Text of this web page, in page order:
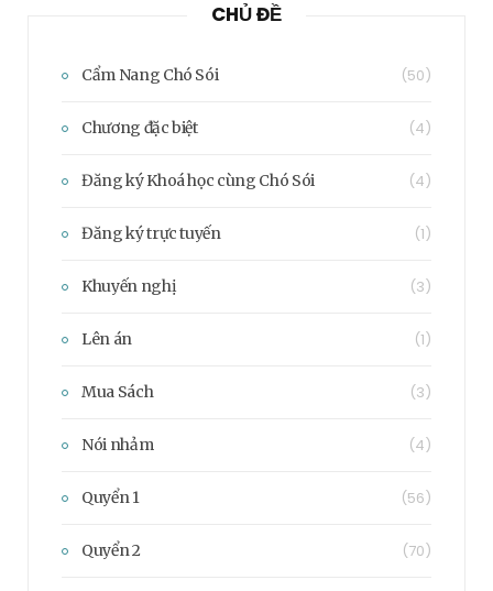
CHỦ ĐỀ
Cẩm Nang Chó Sói (50)
Chương đặc biệt (4)
Đăng ký Khoá học cùng Chó Sói (4)
Đăng ký trực tuyến (1)
Khuyến nghị (3)
Lên án (1)
Mua Sách (3)
Nói nhảm (4)
Quyển 1 (56)
Quyển 2 (70)